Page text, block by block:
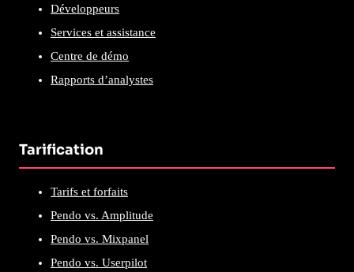
Développeurs
Services et assistance
Centre de démo
Rapports d’analystes
Tarification
Tarifs et forfaits
Pendo vs. Amplitude
Pendo vs. Mixpanel
Pendo vs. Userpilot